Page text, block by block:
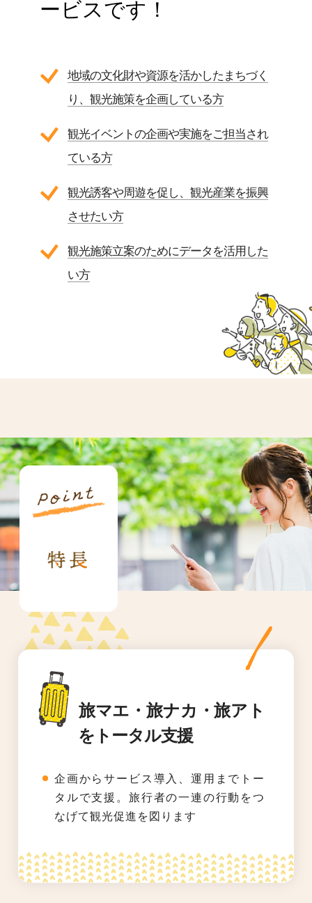
ービスです！
地域の文化財や資源を活かしたまちづく
り、観光施策を企画している方
観光イベントの企画や実施をご担当され
ている方
観光誘客や周遊を促し、観光産業を振興
させたい方
観光施策立案のためにデータを活用した
い方
旅マエ・旅ナカ・旅アト
をトータル支援
企画からサービス導入、運用までトー
タルで支援。旅行者の一連の行動をつ
なげて観光促進を図ります